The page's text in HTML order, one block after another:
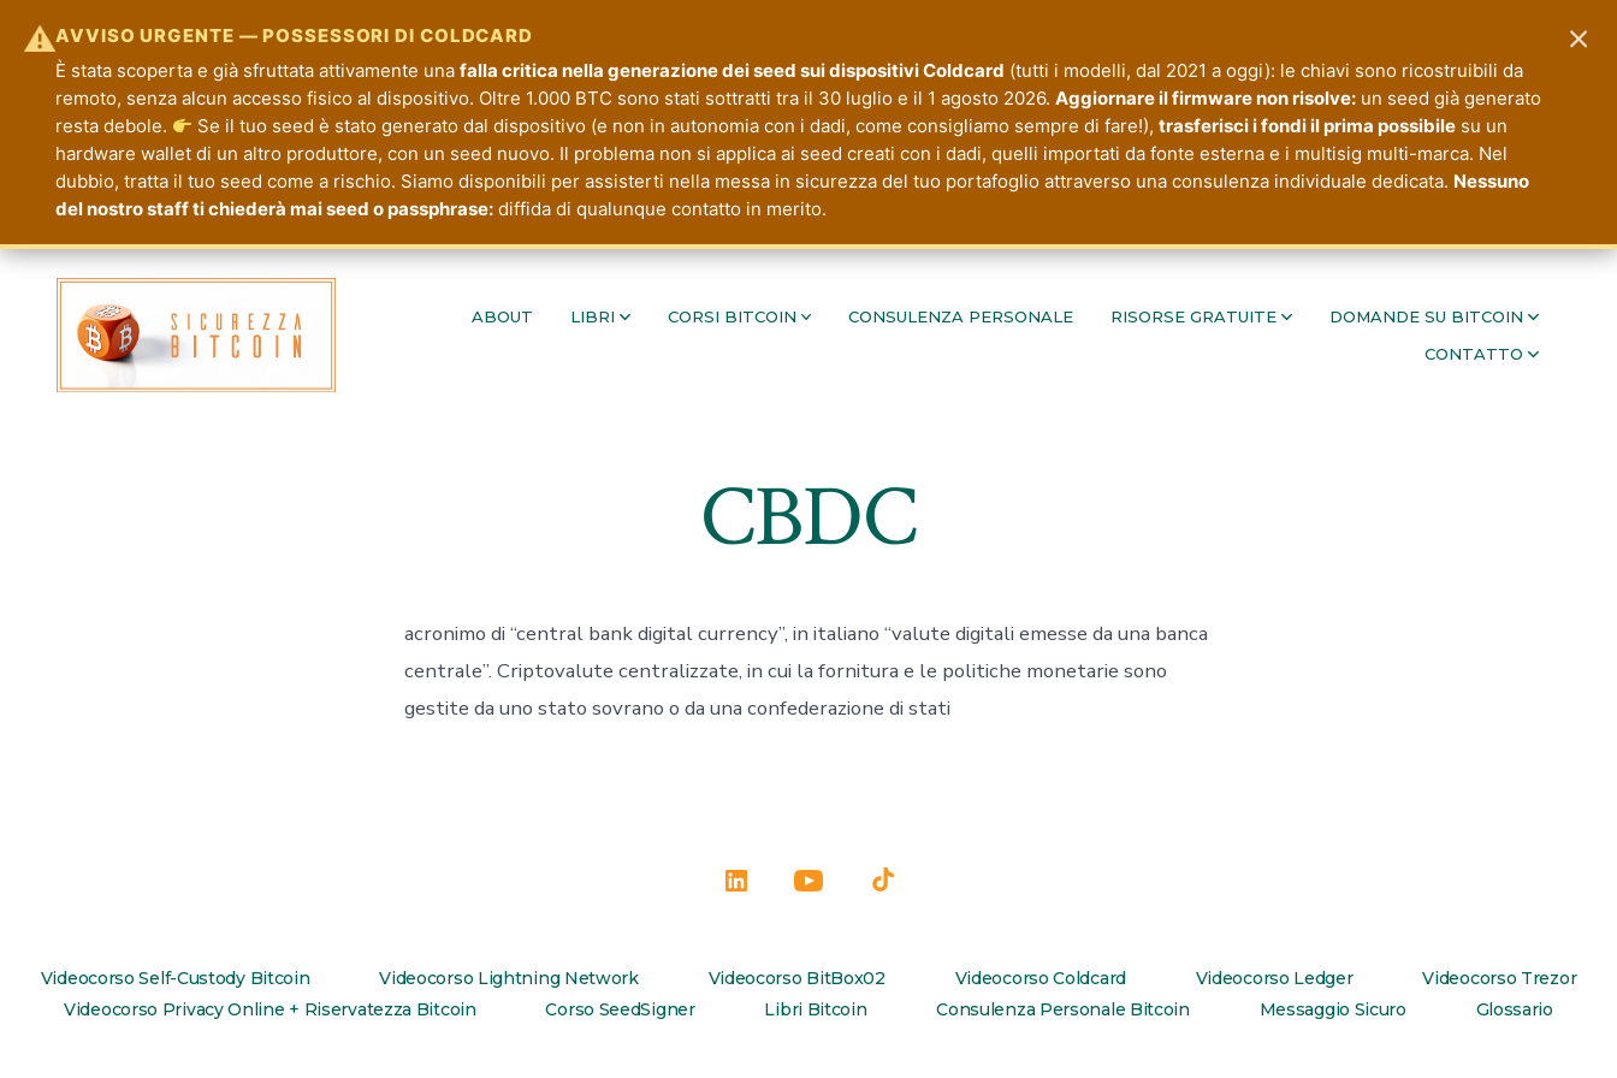
⚠AVVISO URGENTE — POSSESSORI DI COLDCARD
È stata scoperta e già sfruttata attivamente una falla critica nella generazione dei seed sui dispositivi Coldcard (tutti i modelli, dal 2021 a oggi): le chiavi sono ricostruibili da
remoto, senza alcun accesso fisico al dispositivo. Oltre 1.000 BTC sono stati sottratti tra il 30 luglio e il 1 agosto 2026. Aggiornare il firmware non risolve: un seed già generato
resta debole.
Se il tuo seed è stato generato dal dispositivo (e non in autonomia con i dadi, come consigliamo sempre di fare!),trasferisci i fondi il prima possibile su un
hardware wallet di un altro produttore, con un seed nuovo. Il problema non si applica ai seed creati con i dadi, quelli importati da fonte esterna e i multisig multi-marca. Nel
dubbio, tratta il tuo seed come a rischio. Siamo disponibili per assisterti nella messa in sicurezza del tuo portafoglio attraverso una consulenza individuale dedicata. Nessuno
del nostro staff ti chiederà mai seed o passphrase: diffida di qualunque contatto in merito.
×
Passa
contenuto
ABOUT LIBRI CORSI BITCOIN CONSULENZA PERSONALE RISORSE GRATUITE
DOMANDE SU BITCOIN
CONTATTO
CBDC
acronimo di “central bank digital currency”, in italiano “valute digitali emesse da una banca
centrale”. Criptovalute centralizzate, in cui la fornitura e le politiche monetarie sono
gestite da uno stato sovrano o da una confederazione di stati
Apri
in
una
Apri
in
una
Apri
in
Videocorso Self-Custody Bitcoin Videocorso Lightning Network Videocorso BitBox02 Videocorso Coldcard Videocorso Ledger
Videocorso Trezor
Videocorso Privacy Online + Riservatezza Bitcoin
Corso SeedSigner Libri Bitcoin Consulenza Personale Bitcoin Messaggio Sicuro Glossario